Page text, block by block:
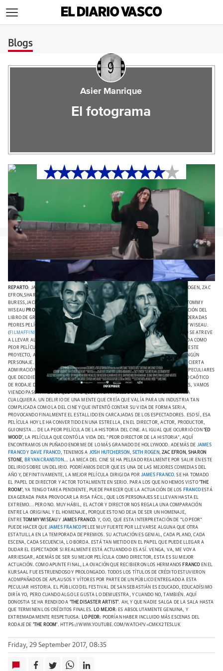
Blogs
Asier Manrique
El fotograma
‘The Disaster Artist’,
genialidad absoluta de
James Franco
The Disaster Artist: Adaptación del libro de Greg Sestero, que habla sobre la
producción de una de las consideradas peores películas de la historia, "The
Room", dirigida en el 2003 por Tommy Wiseau. /THE DISASTER ARTIST
TÍTULO
: THE DISASTER ARTIST AÑO: 2017 : 98 MINUTOS PAÍS: ESTADOS UNIDOS
GUION: SCOTT NEUSTADTER Y MICHAEL H. WEBER (BASADO EN EL
LIBRO DE GREG SESTERO)MÚSICA: DAVE PORTERFOTOGRAFÍA: BRANDON TROST
REPARTO: JAMES FRANCO, DAVE FRANCO, ALISON BRIE, JOSH HUTCHERSON, SETH ROGEN, ZAC
EFRON,SHARON STONE, BRYAN CRANSTON, KATE UPTON, ARI GRAYNER,
HANNIBAL
BURESS,JACKI WEAVER, NATHAN FIELDER,
JERROD CARMICHAEL, GREG SESTERO Y TOMMY
WISEAU PRODUCTORA : NEW LINE CINEMA GÉNERO
: COMEDIA / BIOGRÁFICO ADAPTACIÓN DEL
LIBRO DE GREG SESTERO, QUE HABLA SOBRE LA PRODUCCIÓN DE UNA DE LAS CONSIDERADAS
PEORES PELÍCULAS DE LA HISTORIA, "THE ROOM", DIRIGIDA EN EL 2003 POR TOMMY WISEAU.
( FILMAFFINITY ) AL IGUAL QUE HICIERA TIM BURTON 'ED WOOD',JAMES FRANCO SE ATREVE
A LLEVAR AL CINE EL PROCESO DE RODAJE DE'THE ROOM'
, LA QUE ESTÁ CONSIDERADA COMO
PEOR PELÍCULA DE LA HISTORIA. EL MAYOR DE LOS
SE TOMA MUY EN SERIO ESTE
PROYECTO, ASÍ QUE NO TE ESPERES QUE CAIGA EN PARODIAS O EN RIDICULIZAR A NINGÚN
PERSONAJE. LO MEJOR DE LA COMEDIA DE
'THE DISASTER ARTIST'
ES ESE RESPETO Y CIERTA
ADMIRACIÓN QUE MUESTRAN LOS HERMANOSFRANCOPOR ESTOS PERSONAJES TAN PECULIARES
QUE DECIDIERON HACER CARRERA EN HOLLYWOOD.LA PELÍCULA NARRA EL PROCESO CAÓTICO
DE RODAJE DE
. DESDE EL MISMÍSIMO HISTRIONISMO DE LOS PERSONAJES, VAMOS
VIENDO PASO A PASO LO QUE TUVO QUE SER UN PROCESO DE RODAJE INFERNAL PARA
CUALQUIERA. UN DELIRIO DE UNA MENTE QUE CREÍA QUE VALÍA PARA UN INDUSTRIA TAN
COMPLICADA COMO LA DEL CINE Y QUE INTENTÓ CONTAR SU VIDA DE FORMA SERIA,
PROVOCANDO FINALMENTE EL ESTALLIDO EN CARCAJADAS DE LOS ESPECTADORES. ESO SÍ, ESA
PELÍCULA HOY LE HA CONVERTIDO EN UNA ESTRELLA, EN EL DIRECTOR, ACTOR, PRODUCTOR,
GUIONISTA... DE LA PEOR PELÍCULA DE LA HISTORIA DEL CINE. AL IGUAL QUE OCURRIÓ CON 'ED
WOOD', LA PELÍCULA QUE CONTÓ LA VIDA DEL "PEOR DIRECTOR DE LA HISTORIA", AQUÍ
ENCONTRAMOS UN PUÑADO ENORME DE LO MÁS GRANADO DE HOLLYWOOD. ADEMÁS DE JAMES
FRANCOY DAVE FRANCO, TENEMOS A JOSH HUTCHERSON , SETH ROGEN,ZAC EFRON,SHARON
STONE, BRYAN CRANSTON... LA MECA DEL CINE SE HA PELEADO REALMENTE POR SALIR EN ESTE
DELIRIO SOBRE UN DELIRIO. PODRÍAMOS DECIR QUE ES UNA DE LAS MEJORES COMEDIAS DEL
AÑO Y, DEFINITIVAMENTE, LA MEJOR PELÍCULA DIRIGIDA POR JAMES FRANCO. SE HA TOMADO
EL PAPEL DE DIRECTOR Y ACTOR TOTALMENTE EN SERIO. PARA LOS QUE NO HEMOS VISTO'THE
ROOM ', YA TENGO TAREA PENDIENTE, PUEDE PARECER QUE LA ACTUACIÓN DE LOS FRANCOESTÁ
EXAGERADA PARA PROVOCAR LA RISA FÁCIL, QUE LOS PERSONAJES SE LLEVAN HASTA EL
EXTREMO... PERO NO. MUY HÁBIL, EL ACTOR Y DIRECTOR NOS REGALA UNA COMPARACIÓN
ENTRE LA ORIGINAL Y EL HOMENAJE, PORQUE ESTO NO DEJA DE SER UN HOMENAJE,
ENTRE
TOMMY WISEAU Y JAMES FRANCO. Y, OJO, QUE ESTA INTERPRETACIÓN DE "LO PEOR"
PUEDE HACER QUE JAMES FRANCOPELEE MUY FUERTE POR LLEVARSE ALGUNA QUE OTRA
ESTATUILLA EN LA TEMPORADA DE PREMIOS. SU ACTUACIÓN ES GENIAL, CADA PLANO, CADA
ESCENA, CADA SECUENCIA, LO BORDA. ESTÁ TAN METIDO EN EL PAPEL QUE PUEDE LLEGAR A
DUDAR EL ESPECTADOR SI REALMENTE ESTÁ ACTUANDO O ES ASÍ. VENGA, VA, ME VOY A
ARRIESGAR, ADEMÁS DE SER SU MEJOR PELÍCULA COMO DIRECTOR, ESTA ES SU MEJOR
ACTUACIÓN. COMO APUNTE FINAL, LA OVACIÓN QUE RECIBIERON LOS HERMANOS FRANCOEN EL
KURSAAL FUE ESTRUENDOSO Y PROLONGADO. TODOS LOS TÍTULOS DE CRÉDITO ESTUVIERON
ACOMPAÑADOS DE APLAUSOS Y VÍTORES POR PARTE DE UN PÚBLICO ENTREGADO A ESTA
PECULIAR HISTORIA. EL PÚBLICO DEL FESTIVAL DE SAN SEBASTIÁN ES EDUCADO, EDUCADÍSIMO
DIRÍA YO, PERO CUANDO ALGO LE GUSTA LO DEMUESTRA, Y CUANDO NO, TAMBIÉN. AQUÍ
DONOSTIA SE HA RENDIDO A 'THE DISASTER ARTIST'. AH, Y QUE NADIE SALGA DE LA SALA HASTA
QUE TERMINEN LOS CRÉDITOS FINALES. LO MEJOR: ES ABSOLUTAMENTE GENUINA, Y
EXTREMADAMENTE RESPETUOSA.
LO PEOR: PODRÍAN HABER INCLUIDO MÁS ESCENAS DEL
RODAJE DE 'THE ROOM'. HTTPS://WWW.YOUTUBE.COM/WATCH?V=CMKX2TE5LUK
Friday, 29 September 2017, 08:35